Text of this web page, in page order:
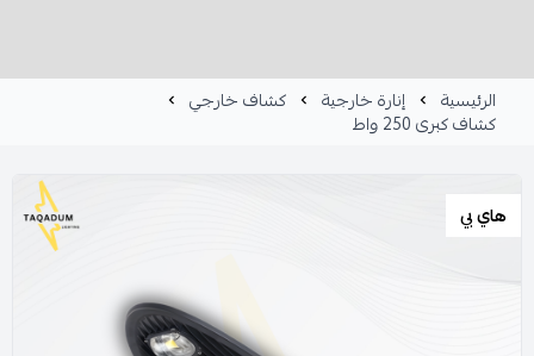
الرئيسية إنارة خارجية كشاف خارجي
كشاف كبرى 250 واط
هاي بي